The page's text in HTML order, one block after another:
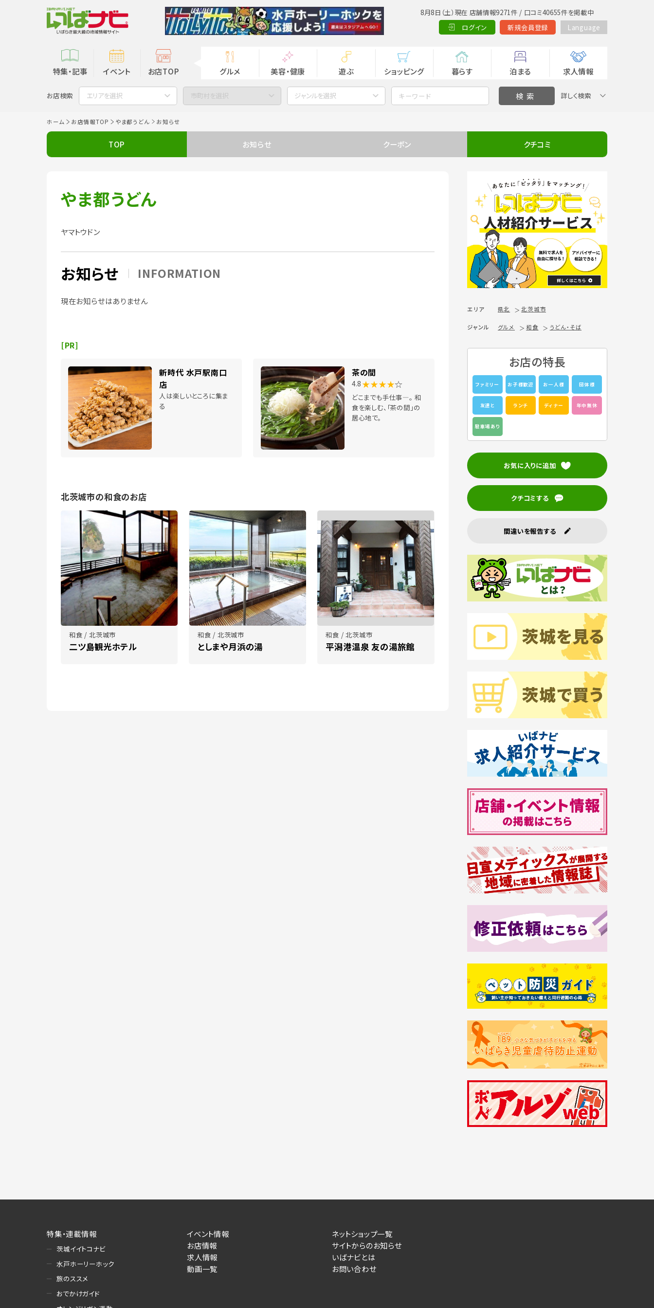
8月8日（土）現在 店舗情報9271件 / 口コミ40655件を掲載中
ログイン
新規会員登録 Language
特集・記事 イベント お店TOP グルメ 美容・健康 遊ぶ ショッピング 暮らす 泊まる 求人情報
お店検索 エリアを選択 市町村を選択 ジャンルを選択 詳しく検索
ホーム お店情報TOP やま都うどん お知らせ
TOP お知らせ クーポン クチコミ
やま都うどん
ヤマトウドン
お知らせ INFORMATION
現在お知らせはありません
[PR]
新時代 水戸駅南口
店
人は楽しいところに集ま
る
茶の間
4.8 ★★★★☆
どこまでも手仕事―。 和
食を楽しむ、「茶の間」の
居心地で。
北茨城市の和食のお店
和食 / 北茨城市
二ツ島観光ホテル
和食 / 北茨城市
としまや月浜の湯
和食 / 北茨城市
平潟港温泉 友の湯旅館
エリア 県北 北茨城市
ジャンル グルメ 和食 うどん・そば
お店の特長
ファミリー お子様歓迎 お一人様 団体様
友達と ランチ ディナー 年中無休
駐車場あり
お気に入りに追加
クチコミする
間違いを報告する
特集・連載情報
茨城イイトコナビ
水戸ホーリーホック
旅のススメ
おでかけガイド
イベント情報
お店情報
求人情報
動画一覧
ネットショップ一覧
サイトからのお知らせ
いばナビとは
お問い合わせ